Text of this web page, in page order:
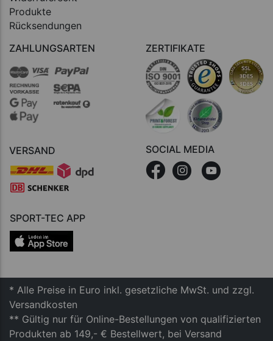
Produkte
Rücksendungen
ZAHLUNGSARTEN
VERSAND
ZERTIFIKATE
SOCIAL MEDIA
SPORT-TEC APP
* Alle Preise in Euro inkl. gesetzliche MwSt. und zzgl.
Versandkosten
** Gültig nur für Online-Bestellungen von qualifizierten
Produkten ab 149,- € Bestellwert, bei Versand